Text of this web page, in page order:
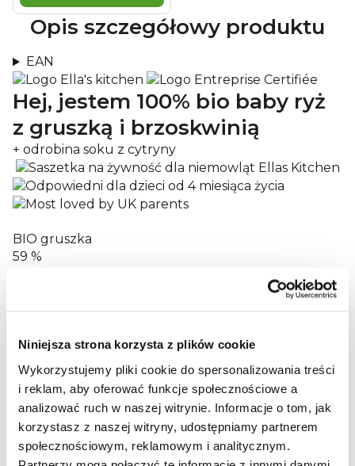
Niniejsza strona korzysta z plików cookie
Wykorzystujemy pliki cookie do spersonalizowania treści
i reklam, aby oferować funkcje społecznościowe a
analizować ruch w naszej witrynie. Informacje o tom, jak
korzystasz z naszej witryny, udostępniamy partnerem
społecznościowym, reklamowym i analitycznym.
Opis szczegółowy produktu
EAN
Hej, jestem 100% bio baby ryż
z gruszką i brzoskwinią
+ odrobina soku z cytryny
BIO gruszka
59 %
38 %
BIO gruszka 59%, BIO brzoskwinia 38%, BIO mąka
Wartości odżywcze
Informacje żywieniowe na 100 g:
Energia